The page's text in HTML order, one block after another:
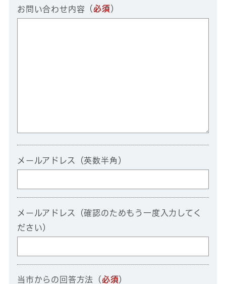
お問い合わせ内容 （必須 ）
メールアドレス（英数半角）
メールアドレス（確認のためもう一度入力してく
ださい）
当市からの回答方法 （必須）